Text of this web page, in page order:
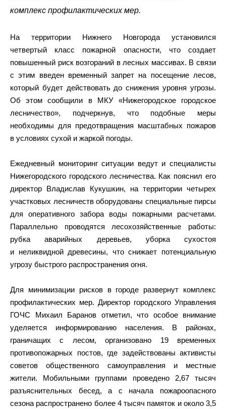
комплекс профилактических мер.
На территории Нижнего Новгорода установился
четвертый класс пожарной опасности, что создает
повышенный риск возгораний в лесных массивах. В связи
с этим введен временный запрет на посещение лесов,
который будет действовать до снижения уровня угрозы.
Об этом сообщили в МКУ «Нижегородское городское
лесничество», подчеркнув, что подобные меры
необходимы для предотвращения масштабных пожаров
в условиях сухой и жаркой погоды.
Ежедневный мониторинг ситуации ведут и специалисты
Нижегородского городского лесничества. Как пояснил его
директор Владислав Кукушкин, на территории четырех
участковых лесничеств оборудованы специальные пирсы
для оперативного забора воды пожарными расчетами.
Параллельно проводятся лесохозяйственные работы:
рубка аварийных деревьев, уборка сухостоя
и неликвидной древесины, что снижает потенциальную
угрозу быстрого распространения огня.
Для минимизации рисков в городе развернут комплекс
профилактических мер. Директор городского Управления
ГОЧС Михаил Баранов отметил, что особое внимание
уделяется информированию населения. В районах,
граничащих с лесом, организовано 19 временных
противопожарных постов, где задействованы активисты
советов общественного самоуправления и местные
жители. Мобильными группами проведено 2,67 тысяч
разъяснительных бесед, а с начала пожароопасного
сезона распространено более 4 тысяч памяток и около 3,5